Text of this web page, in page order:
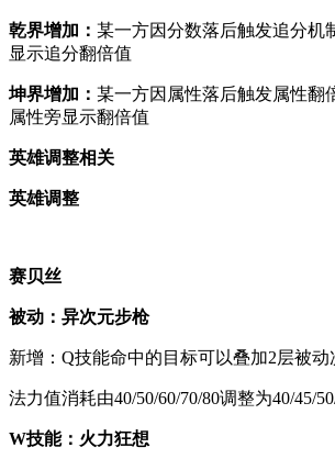
乾界增加： 某一方因分数落后触发追分机
显示追分翻倍值
坤界增加： 某一方因属性落后触发属性翻
属性旁显示翻倍值
英雄调整相关
英雄调整
赛贝丝
被动：异次元步枪
新增：Q技能命中的目标可以叠加2层被动
法力值消耗由40/50/60/70/80调整为40/45/
W技能：火力狂想